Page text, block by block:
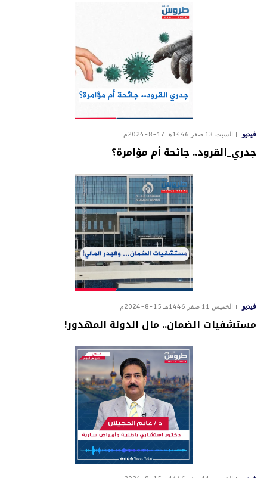
فيديو السبت 13 صفر 1446هـ 17-8-2024م
جدري_القرود.. جائحة أم مؤامرة؟
فيديو الخميس 11 صفر 1446هـ 15-8-2024م
مستشفيات الضمان.. مال الدولة المهدور!